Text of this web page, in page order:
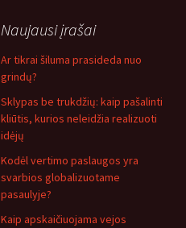
Naujausi įrašai
Ar tikrai šiluma prasideda nuo
grindų?
Sklypas be trukdžių: kaip pašalinti
kliūtis, kurios neleidžia realizuoti
idėjų
Kodėl vertimo paslaugos yra
svarbios globalizuotame
pasaulyje?
Kaip apskaičiuojama vejos